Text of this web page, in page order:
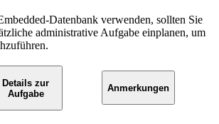
Datenbank verwenden, sollten Sie
administrative Aufgabe einplanen, um
Details zur
Aufgabe
Anmerkungen